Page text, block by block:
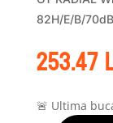
82H/E/B/
253.47
🚨 Ultima